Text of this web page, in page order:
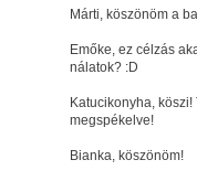
Márti, köszönöm a
Emőke, ez célzás
nálatok? :D
Katucikonyha,
megspékelve!
Bianka, köszönöm!